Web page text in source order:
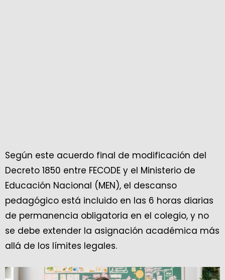
Según este acuerdo final de modificación del
Decreto 1850 entre FECODE y el Ministerio de
Educación Nacional (MEN), el descanso
pedagógico está incluido en las 6 horas diarias
de permanencia obligatoria en el colegio, y no
se debe extender la asignación académica más
allá de los límites legales.